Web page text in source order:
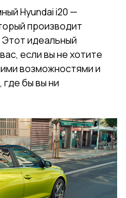
Hyundai i20 —
производит
идеальный
если вы не хотите
возможностями и
бы вы ни